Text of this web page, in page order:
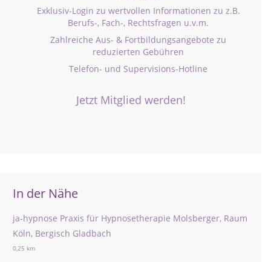
Exklusiv-Login zu wertvollen Informationen zu z.B.
Berufs-, Fach-, Rechtsfragen u.v.m.
Zahlreiche Aus- & Fortbildungsangebote zu
reduzierten Gebühren
Telefon- und Supervisions-Hotline
Jetzt Mitglied werden!
In der Nähe
ja-hypnose Praxis für Hypnosetherapie Molsberger, Raum
Köln, Bergisch Gladbach
0,25 km